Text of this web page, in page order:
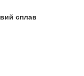
сплав